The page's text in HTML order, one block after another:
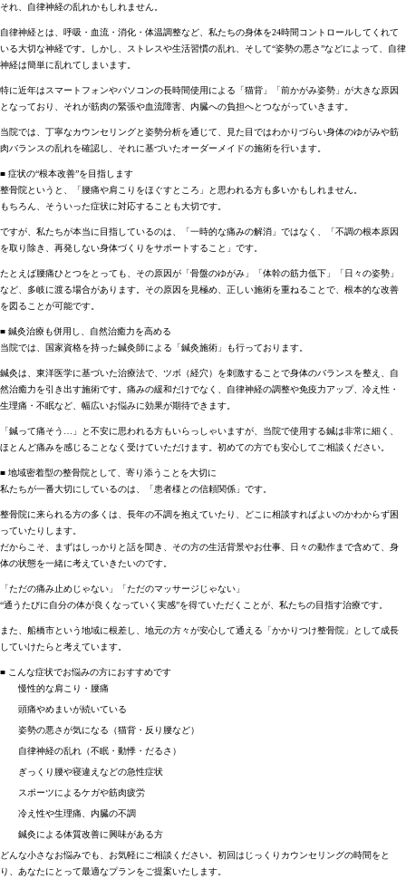
それ、自律神経の乱れかもしれません。
自律神経とは、呼吸・血流・消化・体温調整など、私たちの身体を24時間コントロールしてくれて
いる大切な神経です。しかし、ストレスや生活習慣の乱れ、そして“姿勢の悪さ”などによって、自律
神経は簡単に乱れてしまいます。
特に近年はスマートフォンやパソコンの長時間使用による「猫背」「前かがみ姿勢」が大きな原因
となっており、それが筋肉の緊張や血流障害、内臓への負担へとつながっていきます。
当院では、丁寧なカウンセリングと姿勢分析を通じて、見た目ではわかりづらい身体のゆがみや筋
肉バランスの乱れを確認し、それに基づいたオーダーメイドの施術を行います。
■ 症状の“根本改善”を目指します
整骨院というと、「腰痛や肩こりをほぐすところ」と思われる方も多いかもしれません。
もちろん、そういった症状に対応することも大切です。
ですが、私たちが本当に目指しているのは、「一時的な痛みの解消」ではなく、「不調の根本原因
を取り除き、再発しない身体づくりをサポートすること」です。
たとえば腰痛ひとつをとっても、その原因が「骨盤のゆがみ」「体幹の筋力低下」「日々の姿勢」
など、多岐に渡る場合があります。その原因を見極め、正しい施術を重ねることで、根本的な改善
を図ることが可能です。
■ 鍼灸治療も併用し、自然治癒力を高める
当院では、国家資格を持った鍼灸師による「鍼灸施術」も行っております。
鍼灸は、東洋医学に基づいた治療法で、ツボ（経穴）を刺激することで身体のバランスを整え、自
然治癒力を引き出す施術です。痛みの緩和だけでなく、自律神経の調整や免疫力アップ、冷え性・
生理痛・不眠など、幅広いお悩みに効果が期待できます。
「鍼って痛そう…」と不安に思われる方もいらっしゃいますが、当院で使用する鍼は非常に細く、
ほとんど痛みを感じることなく受けていただけます。初めての方でも安心してご相談ください。
■ 地域密着型の整骨院として、寄り添うことを大切に
私たちが一番大切にしているのは、「患者様との信頼関係」です。
整骨院に来られる方の多くは、長年の不調を抱えていたり、どこに相談すればよいのかわからず困
っていたりします。
だからこそ、まずはしっかりと話を聞き、その方の生活背景やお仕事、日々の動作まで含めて、身
体の状態を一緒に考えていきたいのです。
「ただの痛み止めじゃない」「ただのマッサージじゃない」
“通うたびに自分の体が良くなっていく実感”を得ていただくことが、私たちの目指す治療です。
また、船橋市という地域に根差し、地元の方々が安心して通える「かかりつけ整骨院」として成長
していけたらと考えています。
■ こんな症状でお悩みの方におすすめです
慢性的な肩こり・腰痛
頭痛やめまいが続いている
姿勢の悪さが気になる（猫背・反り腰など）
自律神経の乱れ（不眠・動悸・だるさ）
ぎっくり腰や寝違えなどの急性症状
スポーツによるケガや筋肉疲労
冷え性や生理痛、内臓の不調
鍼灸による体質改善に興味がある方
どんな小さなお悩みでも、お気軽にご相談ください。初回はじっくりカウンセリングの時間をと
り、あなたにとって最適なプランをご提案いたします。